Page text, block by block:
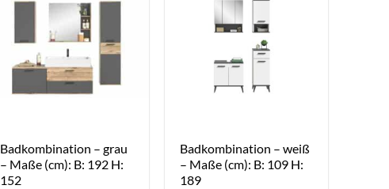
Badkombination – grau
– Maße (cm): B: 192 H:
152
Badkombination – weiß
– Maße (cm): B: 109 H:
189